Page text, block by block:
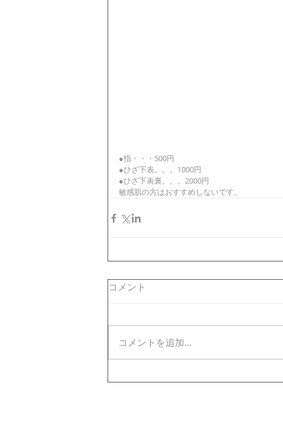
●指・・・500円
●ひざ下表。。。1000円
●ひざ下表裏。。。2000円
敏感肌の方はおすすめしないです。
コメント
コメントを追加…